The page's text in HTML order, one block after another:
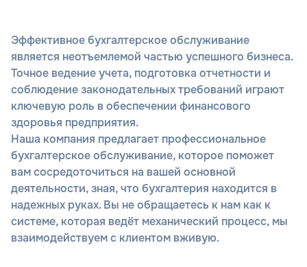
Эффективное бухгалтерское обслуживание
является неотъемлемой частью успешного бизнеса.
Точное ведение учета, подготовка отчетности и
соблюдение законодательных требований играют
ключевую роль в обеспечении финансового
здоровья предприятия.
Наша компания предлагает профессиональное
бухгалтерское обслуживание, которое поможет
вам сосредоточиться на вашей основной
деятельности, зная, что бухгалтерия находится в
надежных руках. Вы не обращаетесь к нам как к
системе, которая ведёт механический процесс, мы
взаимодействуем с клиентом вживую.